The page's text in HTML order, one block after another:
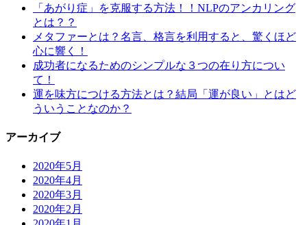
「あがり症」を克服する方法！！NLPのアンカリング
とは？？
メタファーとは？名言、格言を利用すると、驚くほど
心に響く！
成功者になるためのシンプルな３つの在り方につい
て！
運を味方につける方法とは？結局「運が良い」とはど
ういうことなのか？
アーカイブ
2020年5月
2020年4月
2020年3月
2020年2月